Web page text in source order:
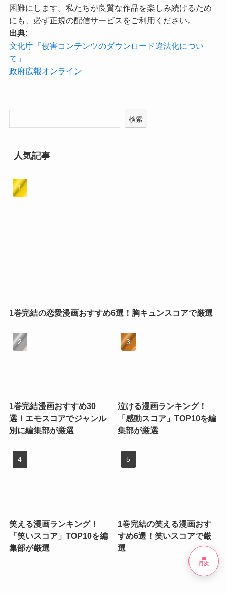
困難にします。私たちが良質な作品を楽しみ続けるため
にも、必ず正規の配信サービスをご利用ください。
出典:
文化庁「侵害コンテンツのダウンロード違法化につい
て」
政府広報オンライン
検索
人気記事
1巻完結の恋愛漫画おすすめ6選！胸キュンスコアで厳選
1巻完結漫画おすすめ30
選！エモスコアでジャンル
別に編集部が厳選
泣ける漫画ランキング！
「感動スコア」TOP10を編
集部が厳選
笑える漫画ランキング！
「笑いスコア」TOP10を編
集部が厳選
1巻完結の笑える漫画おす
すめ6選！笑いスコアで厳
選
list
目次